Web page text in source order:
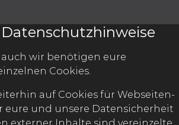
wir benötigen eure
Cookies.
auf Cookies für Webseiten-
eure und unsere Datensicherheit